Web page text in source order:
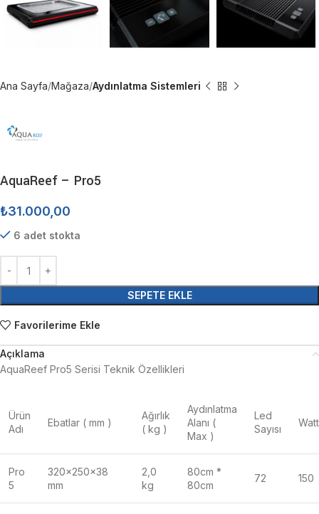
Ana Sayfa Mağaza Aydınlatma Sistemleri
AquaReef – Pro5
₺31.000,00
6 adet stokta
SEPETE EKLE
Favorilerime Ekle
Açıklama
AquaReef Pro5 Serisi Teknik Özellikleri
Ürün
Adı
Ebatlar ( mm )
Ağırlık
( kg )
Aydınlatma
Alanı (
Max )
Led
Sayısı
Watt
Pro
5
320x250x38
mm
2,0
kg
80cm *
80cm
72 150